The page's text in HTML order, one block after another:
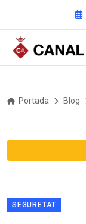
Portada Blog
SEGURETAT